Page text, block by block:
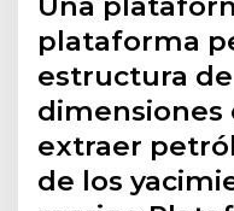
plataforma
estructura
dimensiones
extraer
de los